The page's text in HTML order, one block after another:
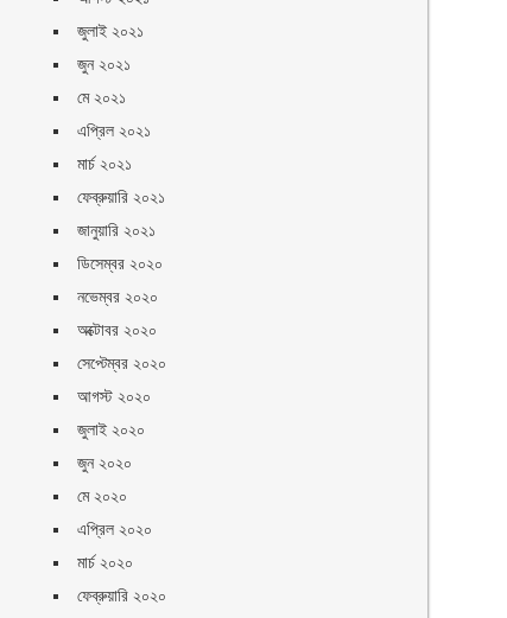
জুলাই ২০২১
জুন ২০২১
মে ২০২১
এপ্রিল ২০২১
মার্চ ২০২১
ফেব্রুয়ারি ২০২১
জানুয়ারি ২০২১
ডিসেম্বর ২০২০
নভেম্বর ২০২০
অক্টোবর ২০২০
সেপ্টেম্বর ২০২০
আগস্ট ২০২০
জুলাই ২০২০
জুন ২০২০
মে ২০২০
এপ্রিল ২০২০
মার্চ ২০২০
ফেব্রুয়ারি ২০২০